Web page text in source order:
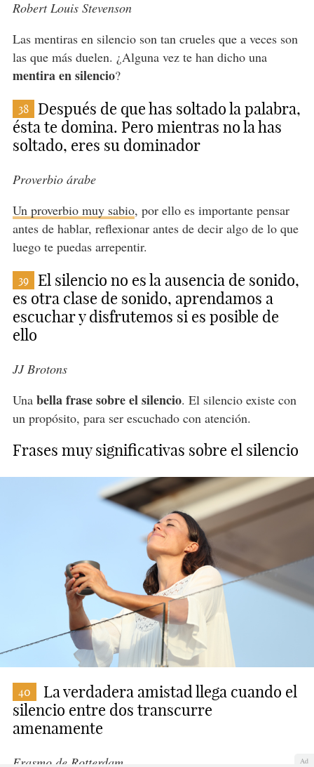
Robert Louis Stevenson
Las mentiras en silencio son tan crueles que a veces son
las que más duelen. ¿Alguna vez te han dicho una
mentira en silencio?
38
Después de que has soltado la palabra,
ésta te domina. Pero mientras no la has
soltado, eres su dominador
Proverbio árabe
Un proverbio muy sabio, por ello es importante pensar
antes de hablar, reflexionar antes de decir algo de lo que
luego te puedas arrepentir.
39
El silencio no es la ausencia de sonido,
es otra clase de sonido, aprendamos a
escuchar y disfrutemos si es posible de
ello
JJ Brotons
Una bella frase sobre el silencio. El silencio existe con
un propósito, para ser escuchado con atención.
Frases muy significativas sobre el silencio
40
La verdadera amistad llega cuando el
silencio entre dos transcurre
amenamente
Erasmo de Rotterdam Ad